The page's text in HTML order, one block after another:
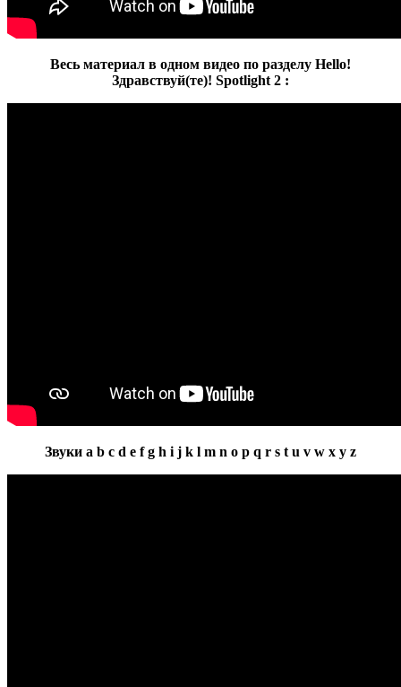
Весь материал в одном видео по разделу Hello!
Здравствуй(те)! Spotlight 2 :
Звуки a b c d e f g h i j k l m n o p q r s t u v w x y z